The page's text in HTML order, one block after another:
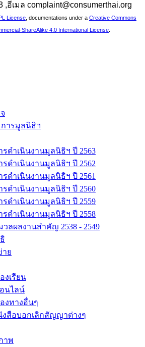
,อีเมล complaint@consumerthai.org
License, documentations under a Creative Commons
ShareAlike 4.0 International License.
ารมูลนิธิฯ
รดำเนินงานมูลนิธิฯ ปี 2563
รดำเนินงานมูลนิธิฯ ปี 2562
รดำเนินงานมูลนิธิฯ ปี 2561
รดำเนินงานมูลนิธิฯ ปี 2560
รดำเนินงานมูลนิธิฯ ปี 2559
รดำเนินงานมูลนิธิฯ ปี 2558
วลผลงานสำคัญ 2538 - 2549
าย
งเรียน
นไลน์
งทางอื่นๆ
งสือบอกเลิกสัญญาต่างๆ
าพ